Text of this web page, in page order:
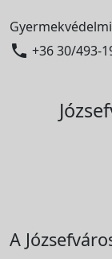
 +36 30/493-
A